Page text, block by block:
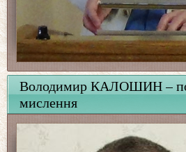
Володимир КАЛОШИН –
мислення